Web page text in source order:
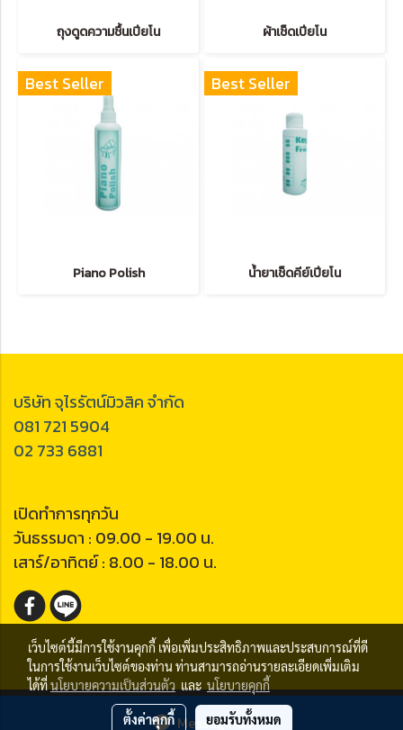
Message Us
ถุงดูดความชื้นเปียโน ผ้าเช็ดเปียโน
Best Seller
Piano Polish
Best Seller
น้ำยาเช็ดคีย์เปียโน
บริษัท จุไรรัตน์มิวสิค จำกัด
081 721 5904
02 733 6881
เปิดทำการทุกวัน
วันธรรมดา : 09.00 - 19.00 น.
เสาร์/อาทิตย์ : 8.00 - 18.00 น.
Copy right by ChurairatMusic.com
เว็บไซต์นี้มีการใช้งานคุกกี้ เพื่อเพิ่มประสิทธิภาพและประสบการณ์ที่ดี
ในการใช้งานเว็บไซต์ของท่าน ท่านสามารถอ่านรายละเอียดเพิ่มเติม
ได้ที่นโยบายความเป็นส่วนตัว และ นโยบายคุกกี้
ตั้งค่าคุกกี้ ยอมรับทั้งหมด